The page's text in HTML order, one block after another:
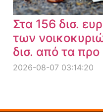
Στα 156 δισ.
των
δισ. από τα
2026-08-07 03:14:20